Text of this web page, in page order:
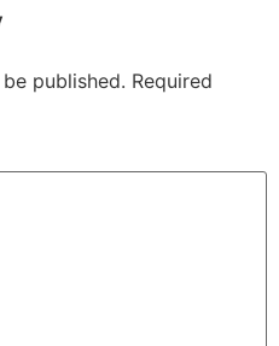
published. Required